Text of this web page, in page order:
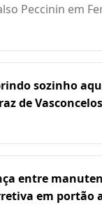
Peccinin em
sozinho
de
entre
em portão